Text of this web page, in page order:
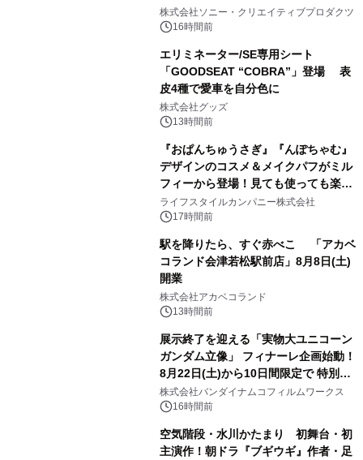
株式会社ソニー・クリエイティブプロダクツ
16時間前
エリミネーター/SE専用シート
「GOODSEAT “COBRA”」登場 表
皮4種で愛車を自分色に
株式会社グッズ
13時間前
『おぱんちゅうさぎ』『んぽちゃむ』
デザインのコスメ＆メイクパフがミル
フィーから登場！見ても使っても楽し
い、ポップでキュートなコレクショ
ン。
ライフスタイルカンパニー株式会社
17時間前
駅を降りたら、すぐ赤べこ 「アカベ
コランド会津若松駅前店」8月8日(土)
開業
株式会社アカベコランド
13時間前
展示終了を迎える「実物大ユニコーン
ガンダム立像」 フィナーレ企画始動！
8月22日(土)から10日間限定で 特別映
像『UNICORN GUNDAM Statue ―
BEYOND POSSIBILITY ―』を上映！
株式会社バンダイナムコフィルムワークス
16時間前
空気階段・水川かたまり 初舞台・初
主演作！朝ドラ『ブギウギ』作者・足